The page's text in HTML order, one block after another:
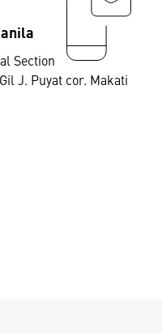
Section
J. Puyat cor. Makati